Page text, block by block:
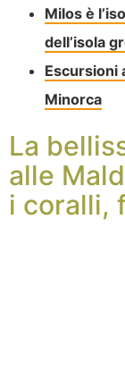
Milos è
dell’isola
Escursioni
Minorca
La
alle
i coralli,